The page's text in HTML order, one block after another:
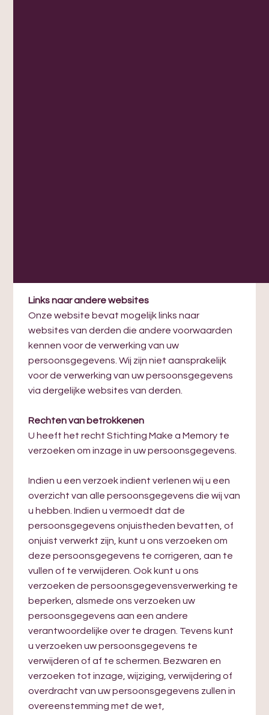
Links naar andere websites
Onze website bevat mogelijk links naar
websites van derden die andere voorwaarden
kennen voor de verwerking van uw
persoonsgegevens. Wij zijn niet aansprakelijk
voor de verwerking van uw persoonsgegevens
via dergelijke websites van derden.
Rechten van betrokkenen
U heeft het recht Stichting Make a Memory te
verzoeken om inzage in uw persoonsgegevens.
Indien u een verzoek indient verlenen wij u een
overzicht van alle persoonsgegevens die wij van
u hebben. Indien u vermoedt dat de
persoonsgegevens onjuistheden bevatten, of
onjuist verwerkt zijn, kunt u ons verzoeken om
deze persoonsgegevens te corrigeren, aan te
vullen of te verwijderen. Ook kunt u ons
verzoeken de persoonsgegevensverwerking te
beperken, alsmede ons verzoeken uw
persoonsgegevens aan een andere
verantwoordelijke over te dragen. Tevens kunt
u verzoeken uw persoonsgegevens te
verwijderen of af te schermen. Bezwaren en
verzoeken tot inzage, wijziging, verwijdering of
overdracht van uw persoonsgegevens zullen in
overeenstemming met de wet,